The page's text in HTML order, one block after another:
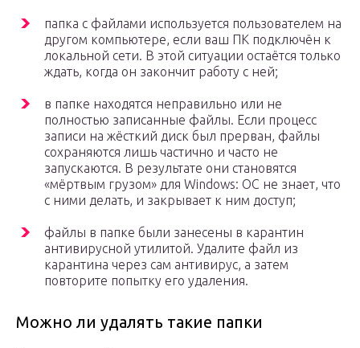
папка с файлами используется пользователем на
другом компьютере, если ваш ПК подключён к
локальной сети. В этой ситуации остаётся только
ждать, когда он закончит работу с ней;
в папке находятся неправильно или не
полностью записанные файлы. Если процесс
записи на жёсткий диск был прерван, файлы
сохраняются лишь частично и часто не
запускаются. В результате они становятся
«мёртвым грузом» для Windows: ОС не знает, что
с ними делать, и закрывает к ним доступ;
файлы в папке были занесены в карантин
антивирусной утилитой. Удалите файл из
карантина через сам антивирус, а затем
повторите попытку его удаления.
Можно ли удалять такие папки